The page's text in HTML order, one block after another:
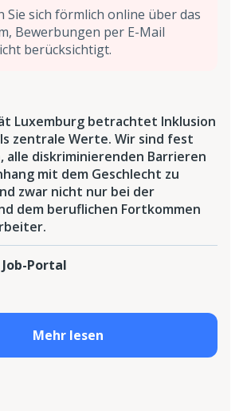
Sie sich förmlich online über das
Bewerbungen per E-Mail
berücksichtigt.
Luxemburg betrachtet Inklusion
zentrale Werte. Wir sind fest
alle diskriminierenden Barrieren
mit dem Geschlecht zu
zwar nicht nur bei der
dem beruflichen Fortkommen
Portal
Mehr lesen